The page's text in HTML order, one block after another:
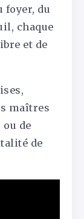
foyer, du
chaque
et de
maîtres
de
de